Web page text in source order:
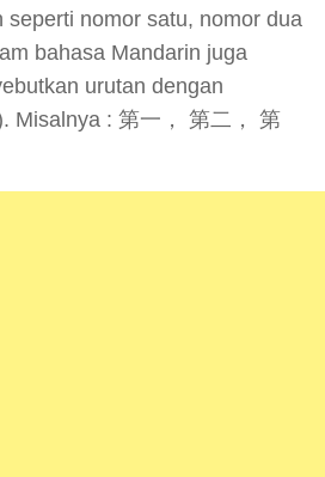
seperti nomor satu, nomor dua
bahasa Mandarin juga
urutan dengan
Misalnya : 第一， 第二， 第